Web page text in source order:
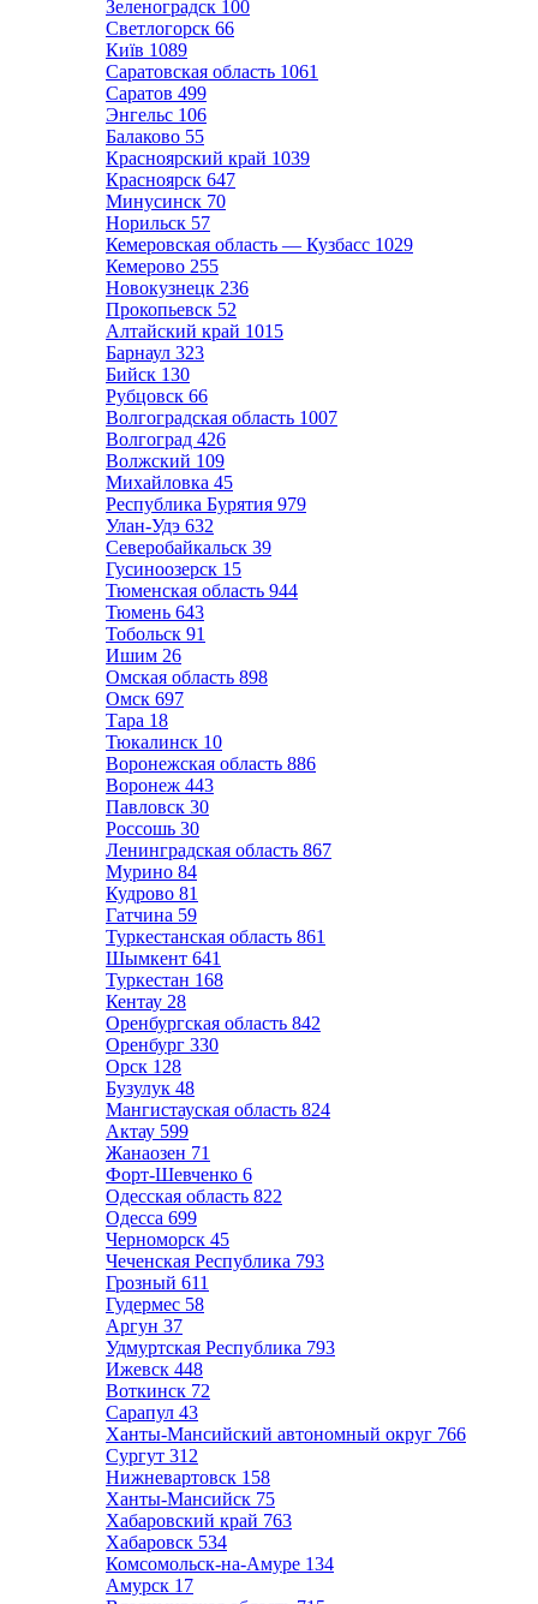
Зеленоградск 100
Светлогорск 66
Київ 1089
Саратовская область 1061
Саратов 499
Энгельс 106
Балаково 55
Красноярский край 1039
Красноярск 647
Минусинск 70
Норильск 57
Кемеровская область — Кузбасс 1029
Кемерово 255
Новокузнецк 236
Прокопьевск 52
Алтайский край 1015
Барнаул 323
Бийск 130
Рубцовск 66
Волгоградская область 1007
Волгоград 426
Волжский 109
Михайловка 45
Республика Бурятия 979
Улан-Удэ 632
Северобайкальск 39
Гусиноозерск 15
Тюменская область 944
Тюмень 643
Тобольск 91
Ишим 26
Омская область 898
Омск 697
Тара 18
Тюкалинск 10
Воронежская область 886
Воронеж 443
Павловск 30
Россошь 30
Ленинградская область 867
Мурино 84
Кудрово 81
Гатчина 59
Туркестанская область 861
Шымкент 641
Туркестан 168
Кентау 28
Оренбургская область 842
Оренбург 330
Орск 128
Бузулук 48
Мангистауская область 824
Актау 599
Жанаозен 71
Форт-Шевченко 6
Одесская область 822
Одесса 699
Черноморск 45
Чеченская Республика 793
Грозный 611
Гудермес 58
Аргун 37
Удмуртская Республика 793
Ижевск 448
Воткинск 72
Сарапул 43
Ханты-Мансийский автономный округ 766
Сургут 312
Нижневартовск 158
Ханты-Мансийск 75
Хабаровский край 763
Хабаровск 534
Комсомольск-на-Амуре 134
Амурск 17